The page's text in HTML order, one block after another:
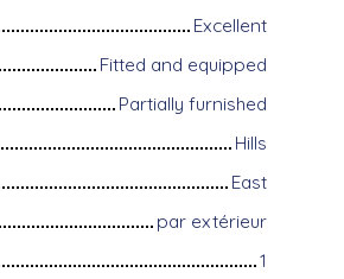
Excellent
Fitted and equipped
Partially furnished
Hills
East
par extérieur
1